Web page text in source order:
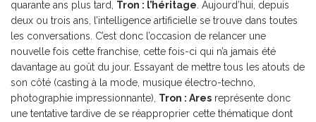
quarante ans plus tard, Tron : l’héritage. Aujourd’hui, depuis
deux ou trois ans, l’intelligence artificielle se trouve dans toutes
les conversations. C’est donc l’occasion de relancer une
nouvelle fois cette franchise, cette fois-ci qui n’a jamais été
davantage au goût du jour. Essayant de mettre tous les atouts de
son côté (casting à la mode, musique électro-techno,
photographie impressionnante), Tron : Ares représente donc
une tentative tardive de se réapproprier cette thématique dont